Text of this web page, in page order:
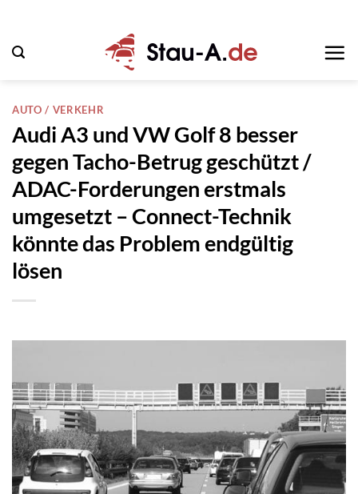
springen
AUTO / VERKEHR
Audi A3 und VW Golf 8 besser
gegen Tacho-Betrug geschützt /
ADAC-Forderungen erstmals
umgesetzt – Connect-Technik
könnte das Problem endgültig
lösen